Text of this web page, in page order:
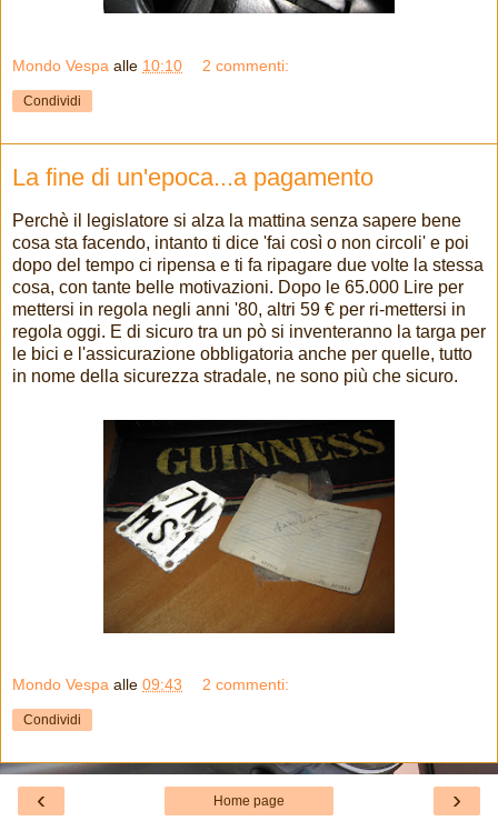
Mondo Vespa alle 10:10 2 commenti:
Condividi
La fine di un'epoca...a pagamento
Perchè il legislatore si alza la mattina senza sapere bene
cosa sta facendo, intanto ti dice 'fai così o non circoli' e poi
dopo del tempo ci ripensa e ti fa ripagare due volte la stessa
cosa, con tante belle motivazioni. Dopo le 65.000 Lire per
mettersi in regola negli anni '80, altri 59 € per ri-mettersi in
regola oggi. E di sicuro tra un pò si inventeranno la targa per
le bici e l'assicurazione obbligatoria anche per quelle, tutto
in nome della sicurezza stradale, ne sono più che sicuro.
Mondo Vespa alle 09:43 2 commenti:
Condividi
‹ ›
Home page